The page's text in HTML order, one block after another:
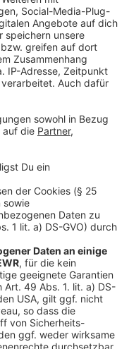
IBAN: DE 02